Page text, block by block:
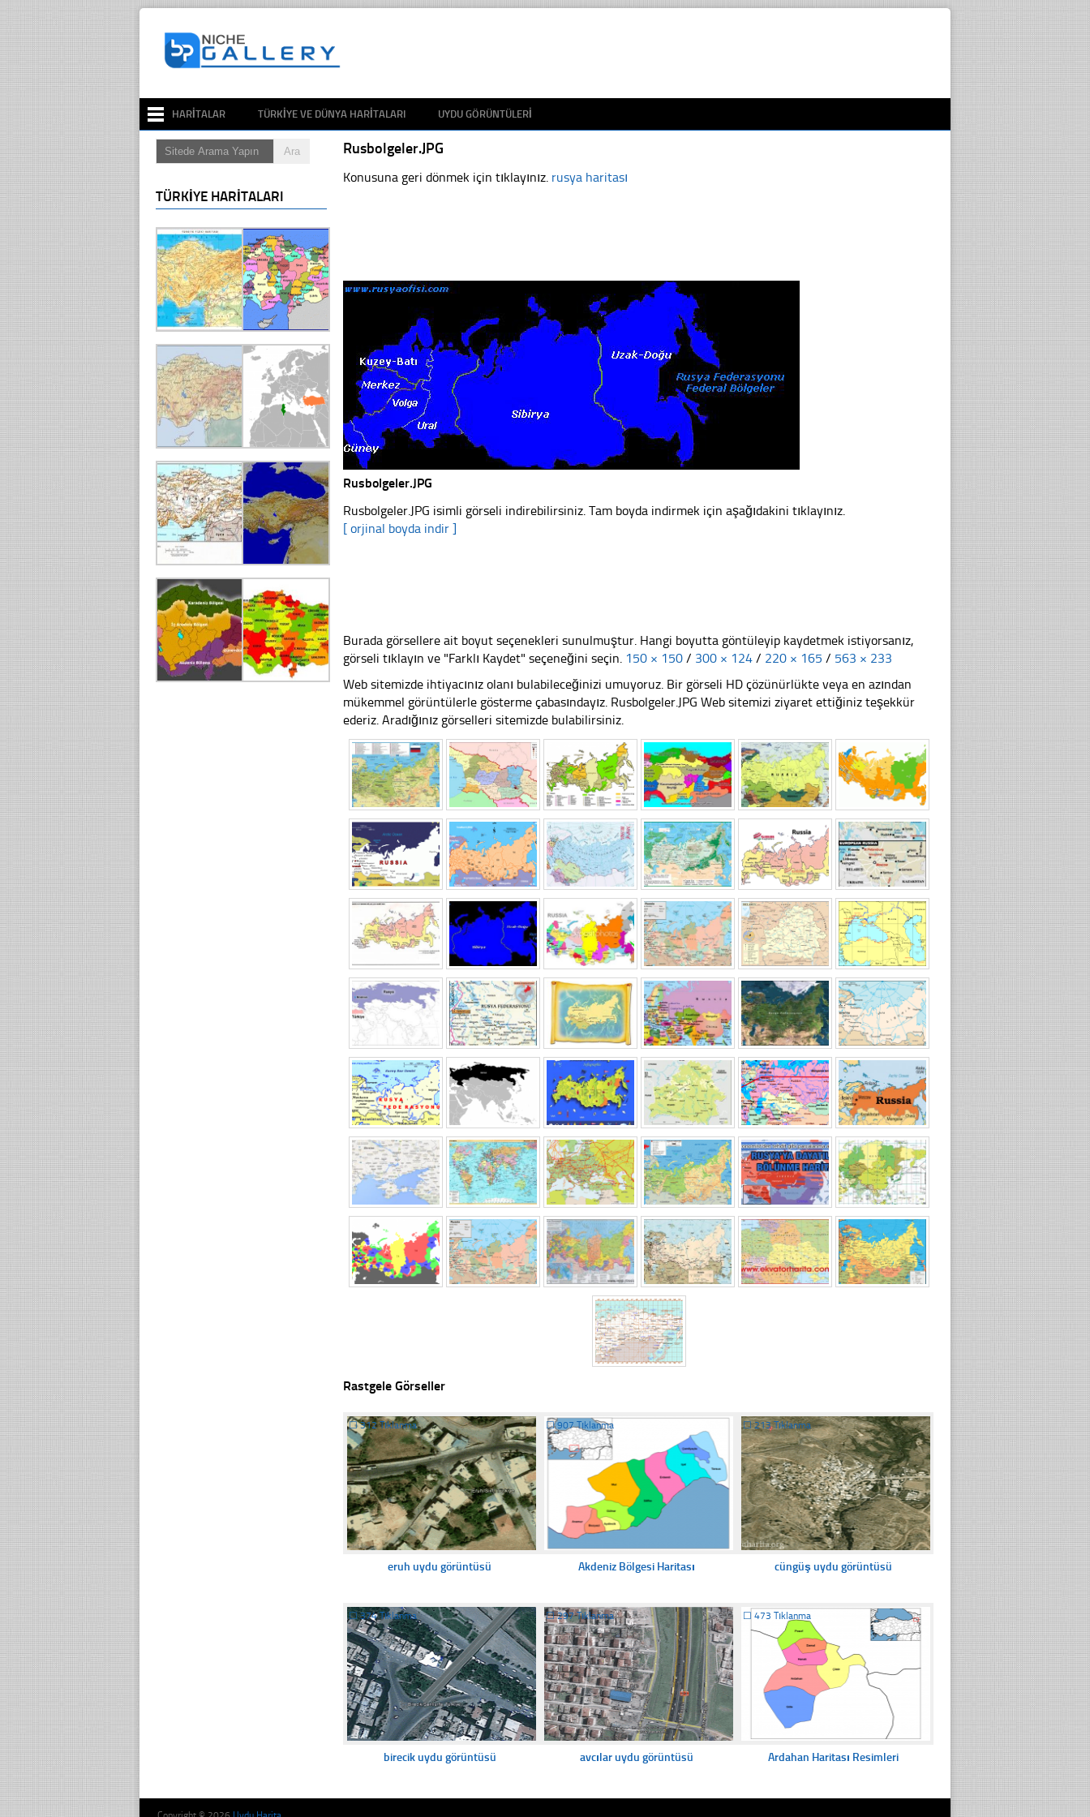
HARITALAR TÜRKIYE VE DÜNYA HARITALARI UYDU GÖRÜNTÜLERI
Rusbolgeler.JPG
Konusuna geri dönmek için tıklayınız. rusya haritası
Rusbolgeler.JPG
Rusbolgeler.JPG isimli görseli indirebilirsiniz. Tam boyda indirmek için aşağıdakini tıklayınız.
[ orjinal boyda indir ]
Burada görsellere ait boyut seçenekleri sunulmuştur. Hangi boyutta göntüleyip kaydetmek istiyorsanız,
görseli tıklayın ve "Farklı Kaydet" seçeneğini seçin. 150 × 150 / 300 × 124 / 220 × 165 / 563 × 233
Web sitemizde ihtiyacınız olanı bulabileceğinizi umuyoruz. Bir görseli HD çözünürlükte veya en azından
mükemmel görüntülerle gösterme çabasındayız. Rusbolgeler.JPG Web sitemizi ziyaret ettiğiniz teşekkür
ederiz. Aradığınız görselleri sitemizde bulabilirsiniz.
Rastgele Görseller
☐312 Tıklanma
eruh uydu görüntüsü
☐907 Tıklanma
Akdeniz Bölgesi Haritası
☐213 Tıklanma
cüngüş uydu görüntüsü
☐374 Tıklanma
birecik uydu görüntüsü
☐297 Tıklanma
avcılar uydu görüntüsü
☐ 473 Tıklanma
Ardahan Haritası Resimleri
TÜRKIYE HARITALARI